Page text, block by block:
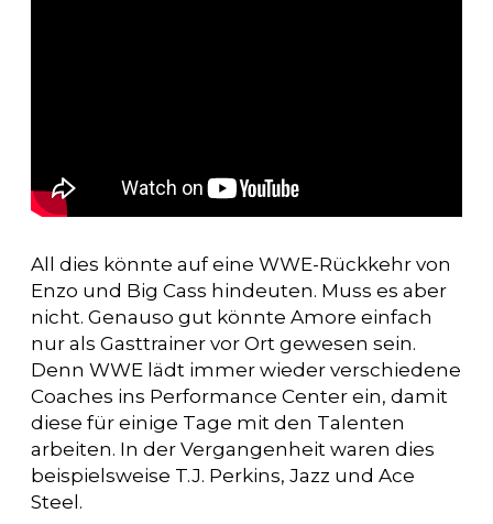
All dies könnte auf eine WWE-Rückkehr von
Enzo und Big Cass hindeuten. Muss es aber
nicht. Genauso gut könnte Amore einfach
nur als Gasttrainer vor Ort gewesen sein.
Denn WWE lädt immer wieder verschiedene
Coaches ins Performance Center ein, damit
diese für einige Tage mit den Talenten
arbeiten. In der Vergangenheit waren dies
beispielsweise T.J. Perkins, Jazz und Ace
Steel.